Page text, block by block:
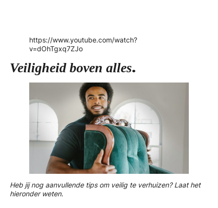
https://www.youtube.com/watch?
v=dOhTgxq7ZJo
Veiligheid boven alles.
Heb jij nog aanvullende tips om veilig te verhuizen? Laat het
hieronder weten.